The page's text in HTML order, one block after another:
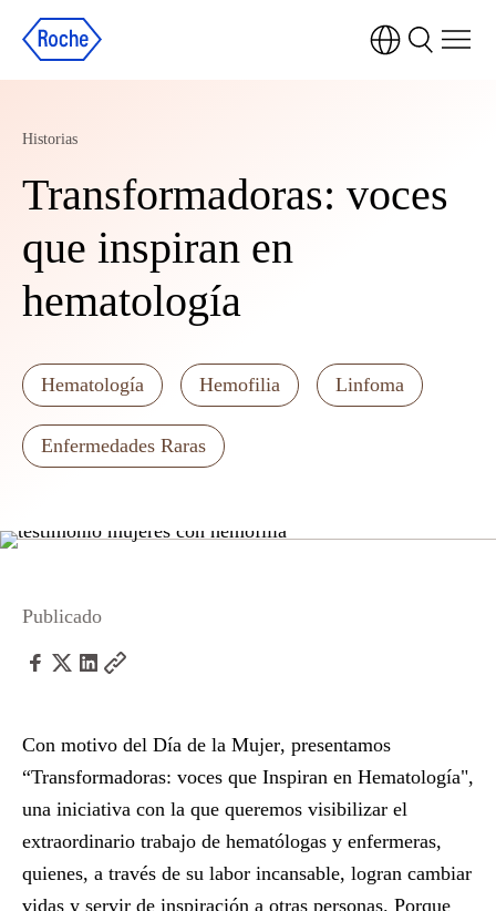
Historias
Transformadoras: voces
que inspiran en
hematología
Hematología Hemofilia Linfoma
Enfermedades Raras
Publicado
Con motivo del Día de la Mujer, presentamos
“Transformadoras: voces que Inspiran en Hematología",
una iniciativa con la que queremos visibilizar el
extraordinario trabajo de hematólogas y enfermeras,
quienes, a través de su labor incansable, logran cambiar
vidas y servir de inspiración a otras personas. Porque